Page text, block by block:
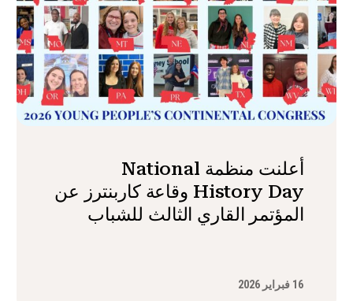
أعلنت منظمة National
History Day وقاعة كاربنترز عن
المؤتمر القاري الثالث للشباب
16 فبراير 2026